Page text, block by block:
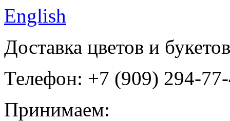
English
Доставка цветов и
Телефон: +7 (909) 294-
Принимаем: